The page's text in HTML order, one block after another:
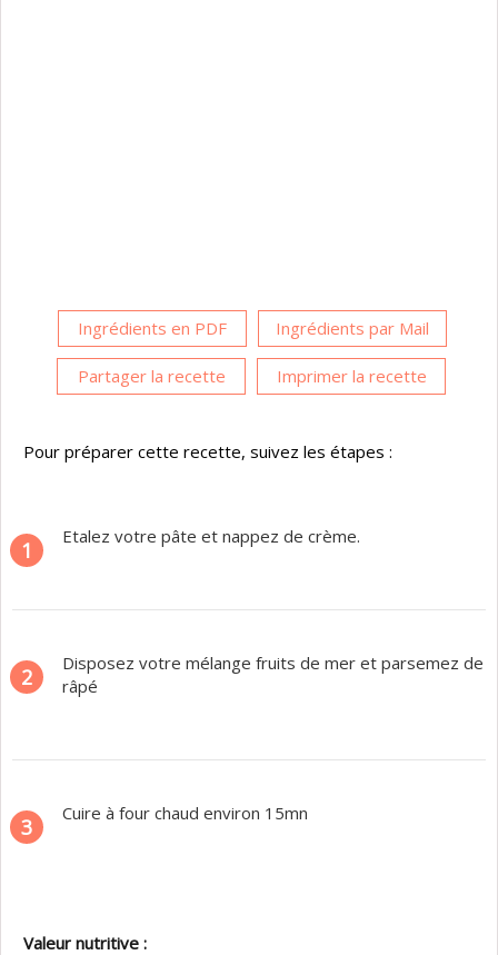
Ingrédients en PDF Ingrédients par Mail
Partager la recette Imprimer la recette
Pour préparer cette recette, suivez les étapes :
1
Etalez votre pâte et nappez de crème.
2
Disposez votre mélange fruits de mer et parsemez de
râpé
3
Cuire à four chaud environ 15mn
Valeur nutritive :